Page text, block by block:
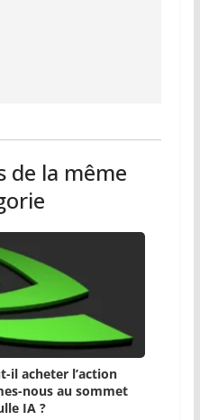
de la même
il acheter l’action
nous au sommet
IA ?